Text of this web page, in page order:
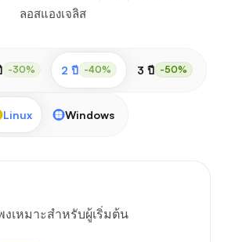
ลอสแองเจลิส
-30% 2 ปี -40% 3 ปี -50%
Linux Windows
เหมาะสำหรับผู้เริ่มต้น